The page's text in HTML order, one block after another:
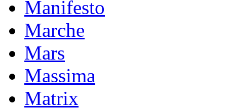
Manifesto
Marche
Mars
Massima
Matrix